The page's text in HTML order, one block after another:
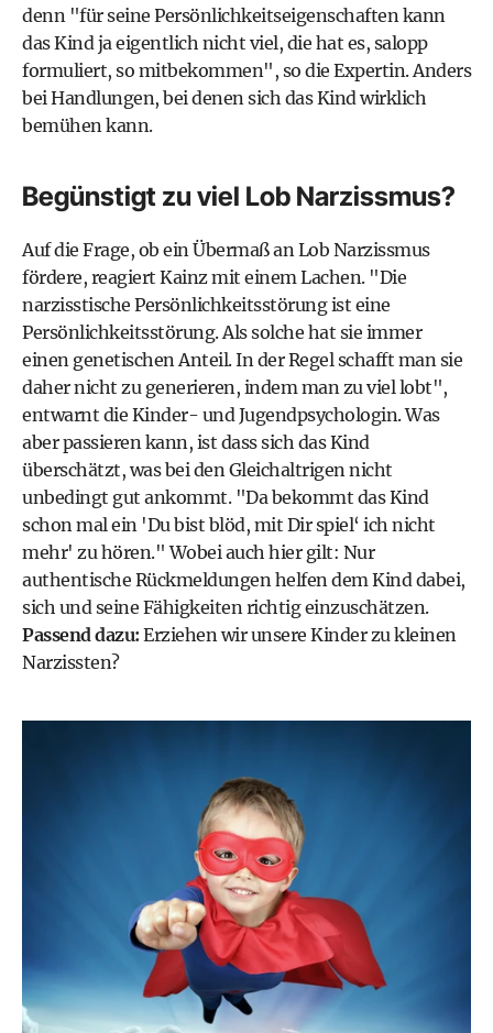
denn "für seine Persönlichkeitseigenschaften kann
das Kind ja eigentlich nicht viel, die hat es, salopp
formuliert, so mitbekommen", so die Expertin. Anders
bei Handlungen, bei denen sich das Kind wirklich
bemühen kann.
Begünstigt zu viel Lob Narzissmus?
Auf die Frage, ob ein Übermaß an Lob Narzissmus
fördere, reagiert Kainz mit einem Lachen. "Die
narzisstische Persönlichkeitsstörung ist eine
Persönlichkeitsstörung. Als solche hat sie immer
einen genetischen Anteil. In der Regel schafft man sie
daher nicht zu generieren, indem man zu viel lobt",
entwarnt die Kinder- und Jugendpsychologin. Was
aber passieren kann, ist dass sich das Kind
überschätzt, was bei den Gleichaltrigen nicht
unbedingt gut ankommt. "Da bekommt das Kind
schon mal ein 'Du bist blöd, mit Dir spiel‘ ich nicht
mehr' zu hören." Wobei auch hier gilt: Nur
authentische Rückmeldungen helfen dem Kind dabei,
sich und seine Fähigkeiten richtig einzuschätzen.
Passend dazu: Erziehen wir unsere Kinder zu kleinen
Narzissten?